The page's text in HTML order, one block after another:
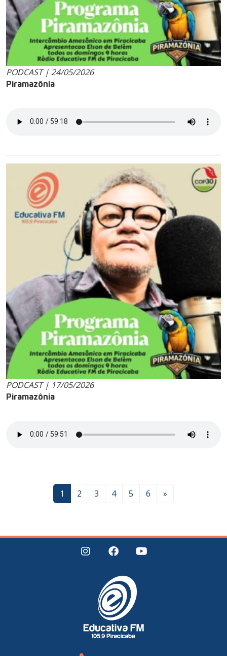
PODCAST | 24/05/2026
Piramazônia
PODCAST | 17/05/2026
Piramazônia
1 2 3 4 5 6 »